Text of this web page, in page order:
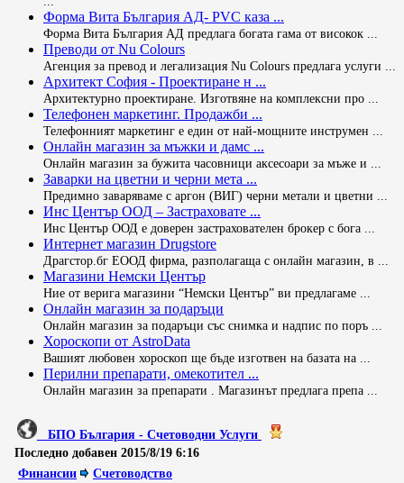
Форма Вита България АД- PVC каза ...
Форма Вита България АД предлага богата гама от високок ...
Преводи от Nu Colours
Агенция за превод и легализация Nu Colours предлага услуги ...
Архитект София - Проектиране н ...
Архитектурно проектиране. Изготвяне на комплексни про ...
Телефонен маркетинг. Продажби ...
Телефонният маркетинг е един от най-мощните инструмен ...
Онлайн магазин за мъжки и дамс ...
Онлайн магазин за бужита часовници аксесоари за мъже и ...
Заварки на цветни и черни мета ...
Предимно заваряваме с аргон (ВИГ) черни метали и цветни ...
Инс Център ООД – Застраховате ...
Инс Център ООД е доверен застрахователен брокер с бога ...
Интернет магазин Drugstore
Драгстор.бг ЕООД фирма, разполагаща с онлайн магазин, в ...
Магазини Немски Център
Ние от верига магазини “Немски Център” ви предлагаме ...
Онлайн магазин за подаръци
Онлайн магазин за подаръци със снимка и надпис по поръ ...
Хороскопи от AstroData
Вашият любовен хороскоп ще бъде изготвен на базата на ...
Перилни препарати, омекотител ...
Онлайн магазин за препарати . Магазинът предлага препа ...
БПО България - Счетоводни Услуги
Последно добавен 2015/8/19 6:16
Финансии
Счетоводство